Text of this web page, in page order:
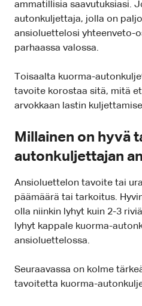
ammatillisia saavutuksiasi.
autonkuljettaja, jolla on
ansioluettelosi yhteenveto-
parhaassa valossa.
Toisaalta kuorma-
tavoite korostaa sitä, mitä
arvokkaan lastin
Millainen on hyvä
autonkuljettajan
Ansioluettelon tavoite tai
päämäärä tai tarkoitus.
olla niinkin lyhyt kuin 2-3
lyhyt kappale kuorma-
ansioluettelossa.
Seuraavassa on kolme
tavoitetta kuorma-